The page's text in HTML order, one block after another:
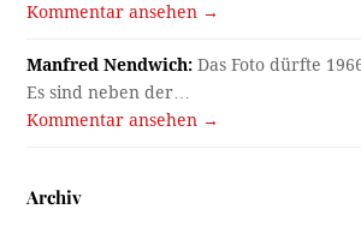
Kommentar ansehen →
Manfred Nendwich: Das Foto dürfte
Es sind neben der…
Kommentar ansehen →
Archiv